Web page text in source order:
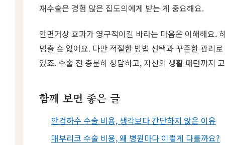
재수술은 경험 많은 집도의에게 받는 게 중요해요.
안면거상 효과가 영구적이길 바라는 마음은 이해해요.
멈출 순 없어요. 다만 적절한 방법 선택과 꾸준한 관리
있죠. 수술 전 충분히 상담하고, 자신의 생활 패턴까지
함께 보면 좋은 글
안검하수 수술 비용, 생각보다 간단하지 않은 이유
매부리코 수술 비용, 왜 병원마다 이렇게 다를까요?